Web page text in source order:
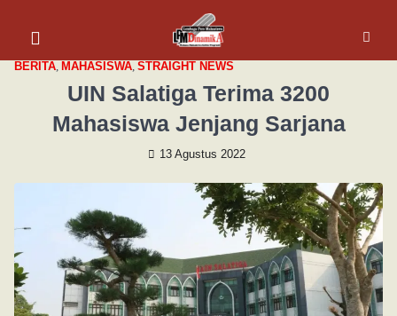
BERITA, MAHASISWA, STRAIGHT NEWS
UIN Salatiga Terima 3200
Mahasiswa Jenjang Sarjana
13 Agustus 2022